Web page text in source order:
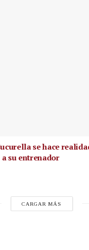
se hace
su entrenador
CARGAR MÁS